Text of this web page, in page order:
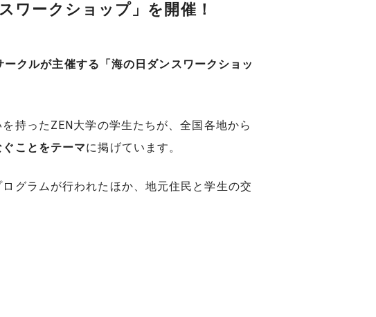
ワークショップ」を開催！
クルが主催する「海の日ダンスワークショッ
持ったZEN大学の学生たちが、全国各地から
ことをテーマに掲げています。
グラムが行われたほか、地元住民と学生の交